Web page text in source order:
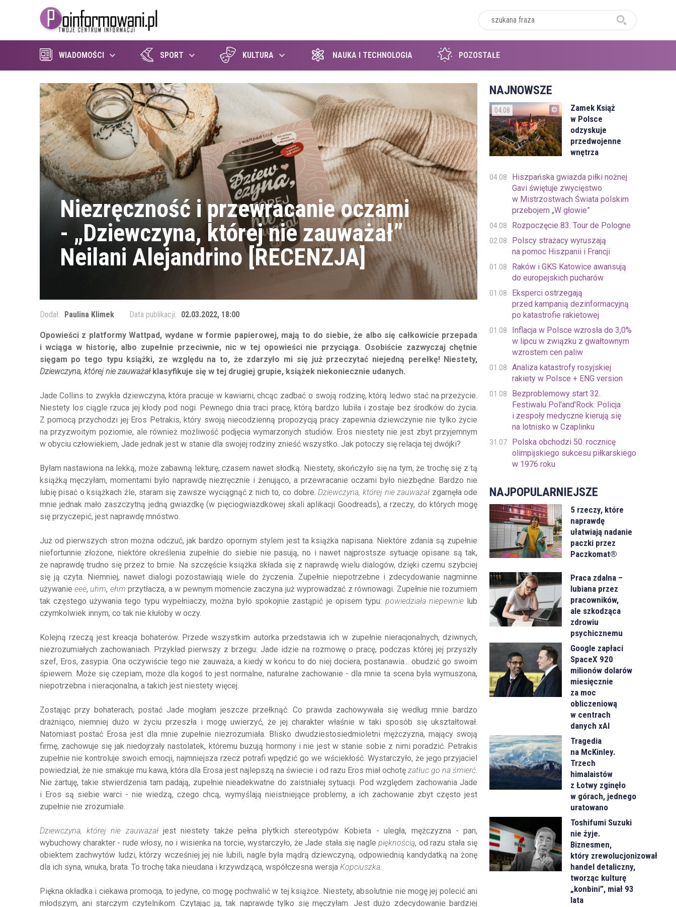
WIADOMOŚCI SPORT KULTURA NAUKA I TECHNOLOGIA POZOSTAŁE
Niezręczność i przewracanie oczami
- „Dziewczyna, której nie zauważał”
Neilani Alejandrino [RECENZJA]
Dodał: Paulina Klimek Data publikacji: 02.03.2022, 18:00
Opowieści z platformy Wattpad, wydane w formie papierowej, mają to do siebie, że albo się całkowicie przepada
i wciąga w historię, albo zupełnie przeciwnie, nic w tej opowieści nie przyciąga. Osobiście zazwyczaj chętnie
sięgam po tego typu książki, ze względu na to, że zdarzyło mi się już przeczytać niejedną perełkę! Niestety,
Dziewczyna, której nie zauważałklasyfikuje się w tej drugiej grupie, książek niekoniecznie udanych.
Jade Collins to zwykła dziewczyna, która pracuje w kawiarni, chcąc zadbać o swoją rodzinę, którą ledwo stać na przeżycie.
Niestety los ciągle rzuca jej kłody pod nogi. Pewnego dnia traci pracę, którą bardzo lubiła i zostaje bez środków do życia.
Z pomocą przychodzi jej Eros Petrakis, który swoją niecodzienną propozycją pracy zapewnia dziewczynie nie tylko życie
na przyzwoitym poziomie, ale również możliwość podjęcia wymarzonych studiów. Eros niestety nie jest zbyt przyjemnym
w obyciu człowiekiem, Jade jednak jest w stanie dla swojej rodziny znieść wszystko. Jak potoczy się relacja tej dwójki?
Byłam nastawiona na lekką, może zabawną lekturę, czasem nawet słodką. Niestety, skończyło się na tym, że trochę się z tą
książką męczyłam, momentami było naprawdę niezręcznie i żenująco, a przewracanie oczami było niezbędne. Bardzo nie
lubię pisać o książkach źle, staram się zawsze wyciągnąć z nich to, co dobre.Dziewczyna, której nie zauważał zgarnęła ode
mnie jednak mało zaszczytną jedną gwiazdkę (w pięciogwiazdkowej skali aplikacji Goodreads), a rzeczy, do których mogę
się przyczepić, jest naprawdę mnóstwo.
Już od pierwszych stron można odczuć, jak bardzo opornym stylem jest ta książka napisana. Niektóre zdania są zupełnie
niefortunnie złożone, niektóre określenia zupełnie do siebie nie pasują, no i nawet najprostsze sytuacje opisane są tak,
że naprawdę trudno się przez to brnie. Na szczęście książka składa się z naprawdę wielu dialogów, dzięki czemu szybciej
się ją czyta. Niemniej, nawet dialogi pozostawiają wiele do życzenia. Zupełnie niepotrzebne i zdecydowanie nagminne
używanie eee, uhm, ehm przytłacza, a w pewnym momencie zaczyna już wyprowadzać z równowagi. Zupełnie nie rozumiem
tak częstego używania tego typu wypełniaczy, można było spokojnie zastąpić je opisem typu: powiedziała niepewnie lub
czymkolwiek innym, co tak nie kłułoby w oczy.
Kolejną rzeczą jest kreacja bohaterów. Przede wszystkim autorka przedstawia ich w zupełnie nieracjonalnych, dziwnych,
niezrozumiałych zachowaniach. Przykład pierwszy z brzegu: Jade idzie na rozmowę o pracę, podczas której jej przyszły
szef, Eros, zasypia. Ona oczywiście tego nie zauważa, a kiedy w końcu to do niej dociera, postanawia... obudzić go swoim
śpiewem. Może się czepiam, może dla kogoś to jest normalne, naturalne zachowanie - dla mnie ta scena była wymuszona,
niepotrzebna i nieracjonalna, a takich jest niestety więcej.
Zostając przy bohaterach, postać Jade mogłam jeszcze przełknąć. Co prawda zachowywała się według mnie bardzo
drażniąco, niemniej dużo w życiu przeszła i mogę uwierzyć, że jej charakter właśnie w taki sposób się ukształtował.
Natomiast postać Erosa jest dla mnie zupełnie niezrozumiała. Blisko dwudziestosiedmioletni mężczyzna, mający swoją
firmę, zachowuje się jak niedojrzały nastolatek, któremu buzują hormony i nie jest w stanie sobie z nimi poradzić. Petrakis
zupełnie nie kontroluje swoich emocji, najmniejsza rzecz potrafi wpędzić go we wściekłość. Wystarczyło, że jego przyjaciel
powiedział, że nie smakuje mu kawa, która dla Erosa jest najlepszą na świecie i od razu Eros miał ochotęzatłuc go na śmierć.
Nie żartuję, takie stwierdzenia tam padają, zupełnie nieadekwatne do zaistniałej sytuacji. Pod względem zachowania Jade
i Eros są siebie warci - nie wiedzą, czego chcą, wymyślają nieistniejące problemy, a ich zachowanie zbyt często jest
zupełnie nie zrozumiałe.
Dziewczyna, której nie zauważałjest niestety także pełna płytkich stereotypów. Kobieta - uległa, mężczyzna - pan,
wybuchowy charakter - rude włosy, no i wisienka na torcie, wystarczyło, że Jade stała się naglepięknością, od razu stała się
obiektem zachwytów ludzi, którzy wcześniej jej nie lubili, nagle była mądrą dziewczyną, odpowiednią kandydatką na żonę
dla ich syna, wnuka, brata. To trochę taka nieudana i krzywdząca, współczesna wersja Kopciuszka.
Piękna okładka i ciekawa promocja, to jedyne, co mogę pochwalić w tej książce. Niestety, absolutnie nie mogę jej polecić ani
młodszym, ani starczym czytelnikom. Czytając ją, tak naprawdę tylko się męczyłam. Jest dużo zdecydowanie bardziej
NAJNOWSZE
04.08
Zamek Książ
w Polsce
odzyskuje
przedwojenne
wnętrza
04.08
Hiszpańska gwiazda piłki nożnej
Gavi świętuje zwycięstwo
w Mistrzostwach Świata polskim
przebojem „W głowie”
04.08 Rozpoczęcie 83. Tour de Pologne
02.08
Polscy strażacy wyruszają
na pomoc Hiszpanii i Francji
01.08
Raków i GKS Katowice awansują
do europejskich pucharów
01.08
Eksperci ostrzegają
przed kampanią dezinformacyjną
po katastrofie rakietowej
01.08
Inflacja w Polsce wzrosła do 3,0%
w lipcu w związku z gwałtownym
wzrostem cen paliw
01.08
Analiza katastrofy rosyjskiej
rakiety w Polsce + ENG version
01.08
Bezproblemowy start 32.
Festiwalu Pol'and'Rock: Policja
i zespoły medyczne kierują się
na lotnisko w Czaplinku
31.07
Polska obchodzi 50. rocznicę
olimpijskiego sukcesu piłkarskiego
w 1976 roku
NAJPOPULARNIEJSZE
5 rzeczy, które
naprawdę
ułatwiają nadanie
paczki przez
Paczkomat®
Praca zdalna –
lubiana przez
pracowników,
ale szkodząca
zdrowiu
psychicznemu
Google zapłaci
SpaceX 920
milionów dolarów
miesięcznie
za moc
obliczeniową
w centrach
danych xAI
Tragedia
na McKinley.
Trzech
himalaistów
z Łotwy zginęło
w górach, jednego
uratowano
Toshifumi Suzuki
nie żyje.
Biznesmen,
który zrewolucjonizował
handel detaliczny,
tworząc kulturę
„konbini”, miał 93
lata